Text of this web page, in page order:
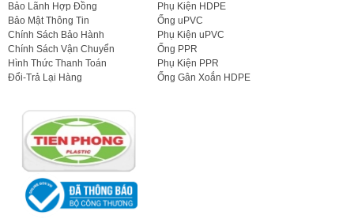
Bảo Lãnh Hợp Đồng
Bảo Mật Thông Tin
Chính Sách Bảo Hành
Chính Sách Vận Chuyển
Hình Thức Thanh Toán
Đổi-Trả Lại Hàng
Phụ Kiện HDPE
Ống uPVC
Phụ Kiện uPVC
Ống PPR
Phụ Kiện PPR
Ống Gân Xoắn HDPE